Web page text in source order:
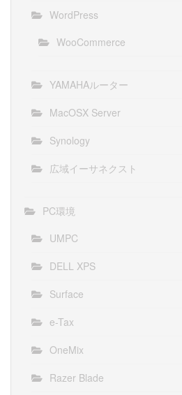
WordPress
WooCommerce
YAMAHAルーター
MacOSX Server
Synology
広域イーサネクスト
PC環境
UMPC
DELL XPS
Surface
e-Tax
OneMix
Razer Blade